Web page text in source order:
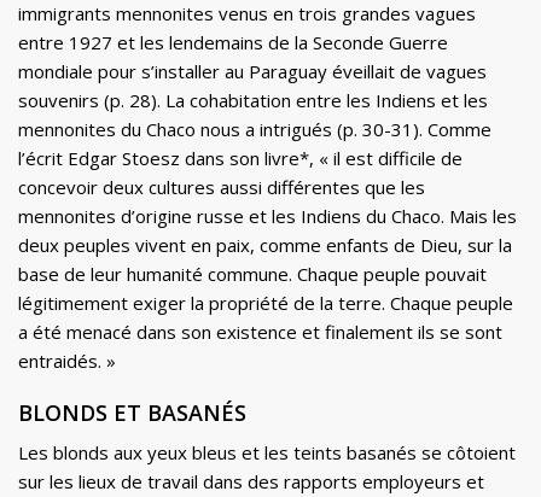
immigrants mennonites venus en trois grandes vagues
entre 1927 et les lendemains de la Seconde Guerre
mondiale pour s’installer au Paraguay éveillait de vagues
souvenirs (p. 28). La cohabitation entre les Indiens et les
mennonites du Chaco nous a intrigués (p. 30-31). Comme
l’écrit Edgar Stoesz dans son livre*, « il est difficile de
concevoir deux cultures aussi différentes que les
mennonites d’origine russe et les Indiens du Chaco. Mais les
deux peuples vivent en paix, comme enfants de Dieu, sur la
base de leur humanité commune. Chaque peuple pouvait
légitimement exiger la propriété de la terre. Chaque peuple
a été menacé dans son existence et finalement ils se sont
entraidés. »
BLONDS ET BASANÉS
Les blonds aux yeux bleus et les teints basanés se côtoient
sur les lieux de travail dans des rapports employeurs et